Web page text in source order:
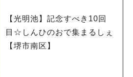
【光明池】記念すべき10回
目☆しんひのおで集まるしぇ
【堺市南区】